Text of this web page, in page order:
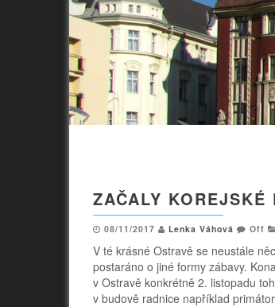
ZAČALY KOREJSKÉ
08/11/2017 Lenka Váhová Off
V té krásné Ostravě se neustále
postaráno o jiné formy zábavy.
v Ostravě konkrétně 2. listopadu
v budově radnice například